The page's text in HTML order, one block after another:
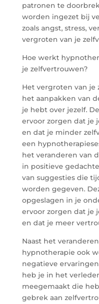
patronen te
worden ingezet bij
zoals angst, stress,
vergroten van je
Hoe werkt
je zelfvertrouwen?
Het vergroten van
het aanpakken van
je hebt over jezelf.
ervoor zorgen dat je
en dat je minder
een
het veranderen van
in positieve
van suggesties die
worden gegeven.
opgeslagen in je
ervoor zorgen dat je
en dat je meer
Naast het
hypnotherapie ook
negatieve
heb je in het
meegemaakt die
gebrek aan